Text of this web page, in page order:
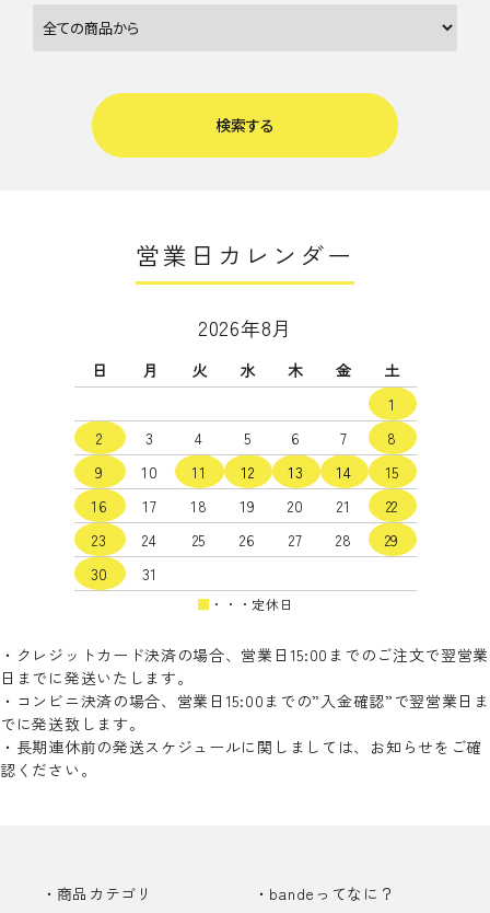
検索する
カテゴリー
検索する
営業日カレンダー
2026年8月
日 月 火 水 木 金
土
1
2
3 4 5 6 7
8
9
10 11 12 13 14
15
16
17 18 19 20 21
22
23
24 25 26 27 28
29
30
31
■ ・・・定休日
・クレジットカード決済の場合、営業日15:00までのご注文で翌営業
日までに発送いたします。
・コンビニ決済の場合、営業日15:00までの”入金確認”で翌営業日ま
でに発送致します。
・長期連休前の発送スケジュールに関しましては、お知らせをご確
認ください。
商品カテゴリ
bandeってなに？